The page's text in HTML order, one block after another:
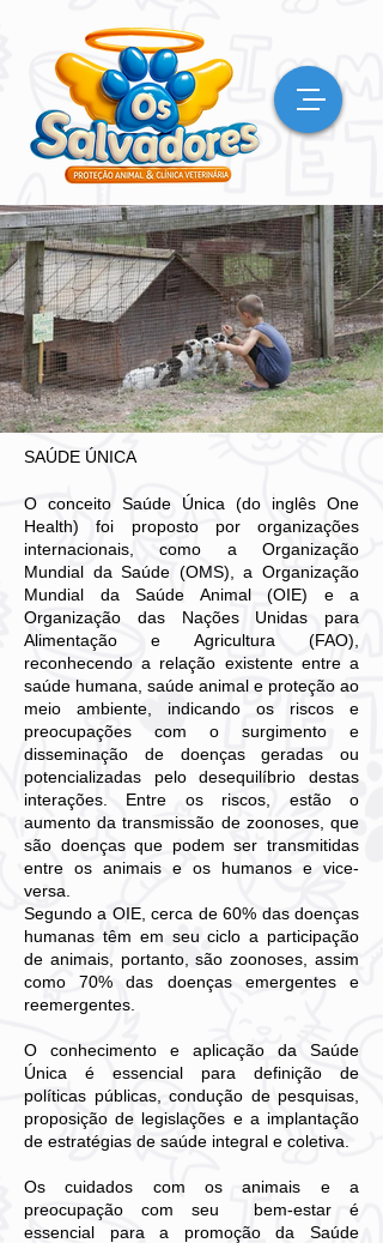
SAÚDE ÚNICA
O conceito Saúde Única (do inglês One
Health) foi proposto por organizações
internacionais, como a Organização
Mundial da Saúde (OMS), a Organização
Mundial da Saúde Animal (OIE) e a
Organização das Nações Unidas para
Alimentação e Agricultura (FAO),
reconhecendo a relação existente entre a
saúde humana, saúde animal e proteção ao
meio ambiente, indicando os riscos e
preocupações com o surgimento e
disseminação de doenças geradas ou
potencializadas pelo desequilíbrio destas
interações. Entre os riscos, estão o
aumento da transmissão de zoonoses, que
são doenças que podem ser transmitidas
entre os animais e os humanos e vice-
versa.
Segundo a OIE, cerca de 60% das doenças
humanas têm em seu ciclo a participação
de animais, portanto, são zoonoses, assim
como 70% das doenças emergentes e
reemergentes.
O conhecimento e aplicação da Saúde
Única é essencial para definição de
políticas públicas, condução de pesquisas,
proposição de legislações e a implantação
de estratégias de saúde integral e coletiva.
Os cuidados com os animais e a
preocupação com seu bem-estar é
essencial para a promoção da Saúde